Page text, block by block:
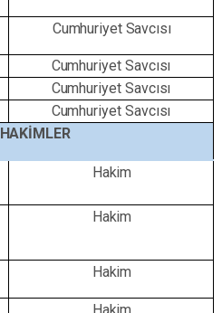
Cumhuriyet Savcısı
Cumhuriyet Savcısı
Cumhuriyet Savcısı
Cumhuriyet Savcısı
HAKİMLER
Hakim
Hakim
Hakim